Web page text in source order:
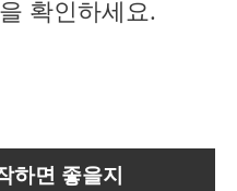
확인하세요.
하면 좋을지